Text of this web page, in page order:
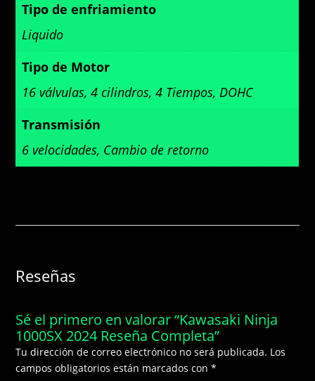
Tipo de enfriamiento
Liquido
Tipo de Motor
16 válvulas, 4 cilindros, 4 Tiempos, DOHC
Transmisión
6 velocidades, Cambio de retorno
Reseñas
Sé el primero en valorar “Kawasaki Ninja
1000SX 2024 Reseña Completa”
Tu dirección de correo electrónico no será publicada. Los
campos obligatorios están marcados con*